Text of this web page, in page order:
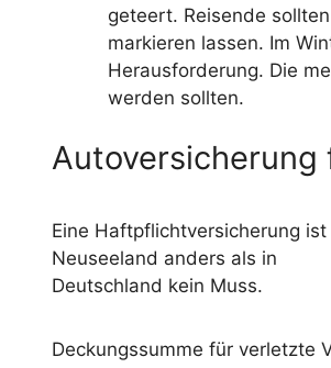
geteert. Reisende
markieren lassen. Im
Herausforderung. Die
werden sollten.
Autoversicherung
Eine Haftpflichtversicherung ist
Neuseeland anders als in
Deutschland kein Muss.
Deckungssumme für verletzte